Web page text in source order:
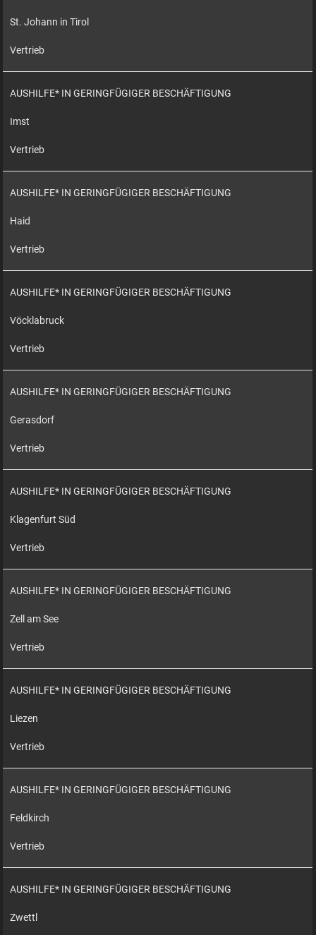
St. Johann in Tirol
Vertrieb
AUSHILFE* IN GERINGFÜGIGER BESCHÄFTIGUNG
Imst
Vertrieb
AUSHILFE* IN GERINGFÜGIGER BESCHÄFTIGUNG
Haid
Vertrieb
AUSHILFE* IN GERINGFÜGIGER BESCHÄFTIGUNG
Vöcklabruck
Vertrieb
AUSHILFE* IN GERINGFÜGIGER BESCHÄFTIGUNG
Gerasdorf
Vertrieb
AUSHILFE* IN GERINGFÜGIGER BESCHÄFTIGUNG
Klagenfurt Süd
Vertrieb
AUSHILFE* IN GERINGFÜGIGER BESCHÄFTIGUNG
Zell am See
Vertrieb
AUSHILFE* IN GERINGFÜGIGER BESCHÄFTIGUNG
Liezen
Vertrieb
AUSHILFE* IN GERINGFÜGIGER BESCHÄFTIGUNG
Feldkirch
Vertrieb
AUSHILFE* IN GERINGFÜGIGER BESCHÄFTIGUNG
Zwettl